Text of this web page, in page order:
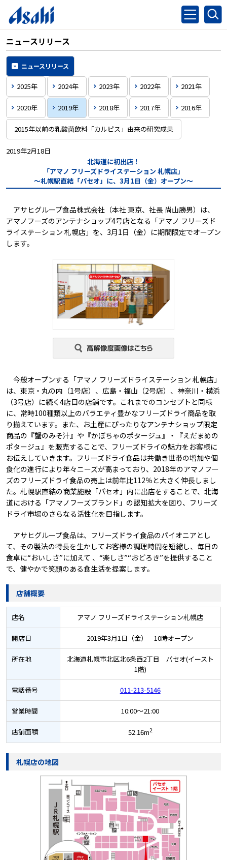
ニュースリリース
ニュースリリース
2025年 2024年 2023年 2022年 2021年
2020年 2019年 2018年 2017年 2016年
2015年以前の乳酸菌飲料「カルピス」由来の研究成果
2019年2月18日
北海道に初出店！
「アマノ フリーズドライステーション 札幌店」
～札幌駅直結「パセオ」に、3月1日（金）オープン～
アサヒグループ食品株式会社（本社 東京、社長 尚山勝男）は、
アマノフーズのアンテナショップ4号店となる「アマノ フリーズド
ライステーション 札幌店」を、3月1日（金）に期間限定でオープン
します。
今般オープンする「アマノ フリーズドライステーション 札幌店」
は、東京・丸の内（1号店）、広島・福山（2号店）、神奈川・横浜
（3号店）に続く4店目の店舗です。これまでのコンセプトと同様
に、常時100種類以上のバラエティ豊かなフリーズドライ商品を取
り揃えています。また、お土産にぴったりなアンテナショップ限定
商品の『蟹のみそ汁』や『かぼちゃのポタージュ』・『えだまめの
ポタージュ』を販売することで、フリーズドライの魅力をお客様に
お伝えしていきます。フリーズドライ食品は共働き世帯の増加や個
食化の進行により年々ニーズが高まっており、2018年のアマノフー
ズのフリーズドライ食品の売上は前年比112％と大きく伸長しまし
た。札幌駅直結の商業施設「パセオ」内に出店をすることで、北海
道における「アマノフーズブランド」の認知拡大を図り、フリーズ
ドライ市場のさらなる活性化を目指します。
アサヒグループ食品は、フリーズドライ食品のパイオニアとし
て、その製法の特長を生かしてお客様の調理時間を短縮し、毎日の
食卓に“おいしさ”に加えて 、“楽しさ”“おどろき”を提供すること
で、健やかで笑顔のある食生活を提案します。
店舗概要
店名 アマノ フリーズドライステーション札幌店
開店日 2019年3月1日（金） 10時オープン
所在地
北海道札幌市北区北6条西2丁目 パセオ(イースト
1階)
電話番号 011-213-5146
営業時間 10:00～21:00
店舗面積 52.16m2
札幌店の地図